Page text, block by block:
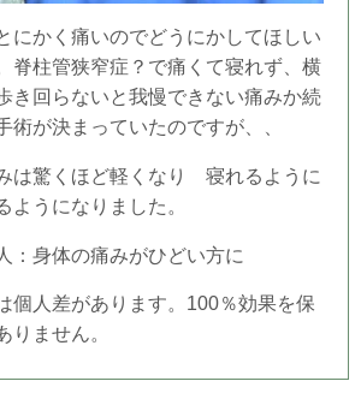
にかく痛いのでどうにかしてほしい
脊柱管狭窄症？で痛くて寝れず、横
き回らないと我慢できない痛みか続
術が決まっていたのですが、、
は驚くほど軽くなり 寝れるように
ようになりました。
：身体の痛みがひどい方に
個人差があります。100％効果を保
りません。